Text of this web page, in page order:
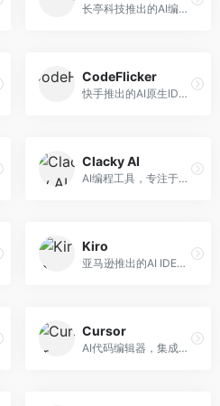
长亭科技推出的AI编程助手，专注于安全开发。面向开发者，提供代码生成、安全检测、漏洞修复等服务，安全开发能力强。
CodeFlicker
快手推出的AI原生IDE，专注于短视频相关开发。面向快手生态开发者，提供代码生成、调试辅助等服务，与快手开发生态深度整合。
Clacky AI
AI编程工具，专注于代码智能生成与优化。面向开发者，提供代码生成、代码重构、错误修复等服务，编程效率高。
Kiro
亚马逊推出的AI IDE，深度整合AWS云服务。面向AWS开发者，提供代码生成、云服务集成、部署自动化等服务，与AWS生态无缝衔接。
Cursor
AI代码编辑器，集成GPT-4模型，专注于智能编程辅助。面向开发者，提供代码生成、代码解释、错误修复等服务，编程体验流畅，开发效率高。